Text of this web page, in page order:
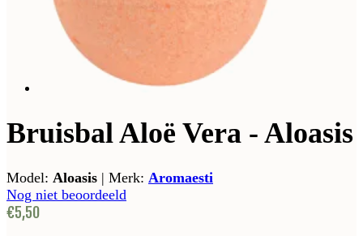
Bruisbal Aloë Vera - Aloasis
Model: Aloasis | Merk: Aromaesti
Nog niet beoordeeld
€5,50